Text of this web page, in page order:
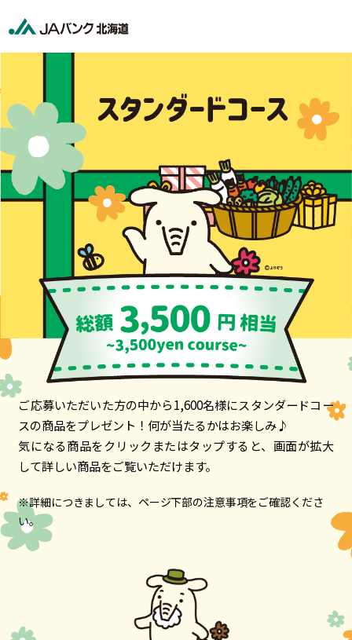
ご応募いただいた方の中から1,600名様にスタンダードコー
スの商品をプレゼント！何が当たるかはお楽しみ♪
気になる商品をクリックまたはタップすると、画面が拡大
して詳しい商品をご覧いただけます。
※詳細につきましては、ページ下部の注意事項をご確認くださ
い。